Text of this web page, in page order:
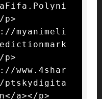
p>
myanimeli
p>
www.4shar
ptskydigita
a></p>